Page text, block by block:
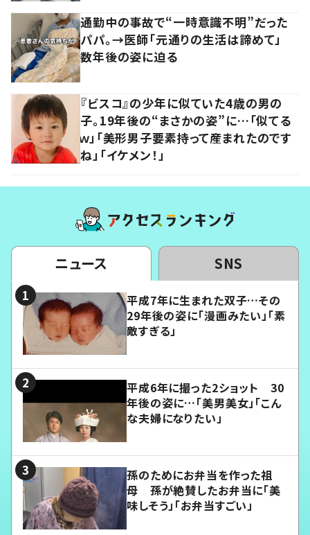
通勤中の事故で“一時意識不明”だった
パパ。→医師「元通りの生活は諦めて」
数年後の姿に迫る
『ビスコ』の少年に似ていた4歳の男の
子。19年後の“まさかの姿”に…「似てる
ｗ」「美形男子要素持って産まれたのです
ね」「イケメン！」
ニュース SNS
平成7年に生まれた双子…その
29年後の姿に「漫画みたい」「素
敵すぎる」
平成6年に撮った2ショット 30
年後の姿に…「美男美女」「こん
な夫婦になりたい」
孫のためにお弁当を作った祖
母 孫が絶賛したお弁当に「美
味しそう」「お弁当すごい」